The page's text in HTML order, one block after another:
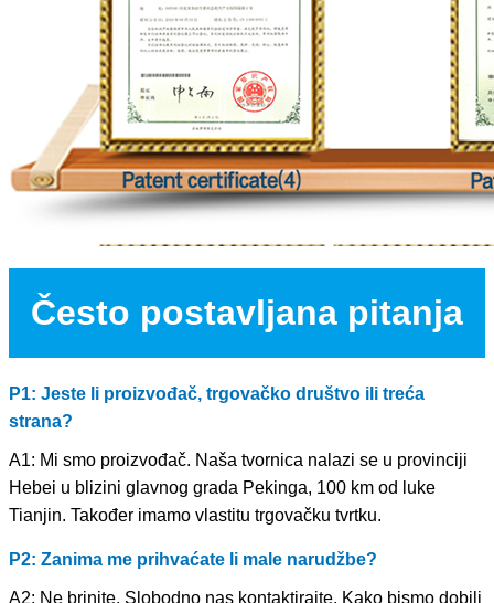
Često postavljana pitanja
P1: Jeste li proizvođač, trgovačko društvo ili treća
strana?
A1: Mi smo proizvođač. Naša tvornica nalazi se u provinciji
Hebei u blizini glavnog grada Pekinga, 100 km od luke
Tianjin. Također imamo vlastitu trgovačku tvrtku.
P2: Zanima me prihvaćate li male narudžbe?
A2: Ne brinite. Slobodno nas kontaktirajte. Kako bismo dobili